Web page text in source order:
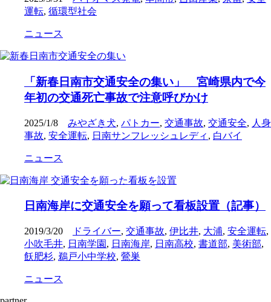
運転, 循環型社会
ニュース
「新春日南市交通安全の集い」 宮崎県内で今
年初の交通死亡事故で注意呼びかけ
2025/1/8 みやざき犬, パトカー, 交通事故, 交通安全, 人身
事故, 安全運転, 日南サンフレッシュレディ , 白バイ
ニュース
日南海岸に交通安全を願って看板設置（記事）
2019/3/20 ドライバー, 交通事故, 伊比井, 大浦, 安全運転,
小吹毛井, 日南学園 , 日南海岸, 日南高校, 書道部, 美術部,
飫肥杉, 鵜戸小中学校, 鶯巣
ニュース